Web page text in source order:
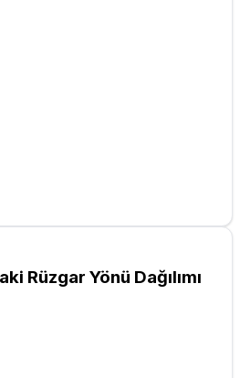
Rüzgar Yönü Dağılımı